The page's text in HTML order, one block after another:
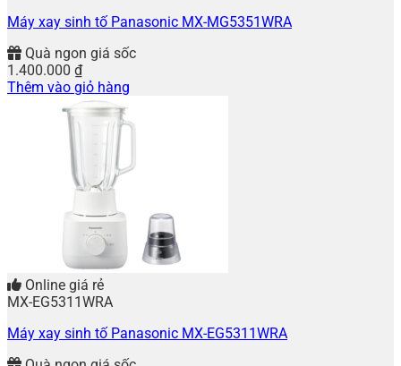
Máy xay sinh tố Panasonic MX-MG5351WRA
Quà ngon giá sốc
1.400.000 ₫
Thêm vào giỏ hàng
Online giá rẻ
MX-EG5311WRA
Máy xay sinh tố Panasonic MX-EG5311WRA